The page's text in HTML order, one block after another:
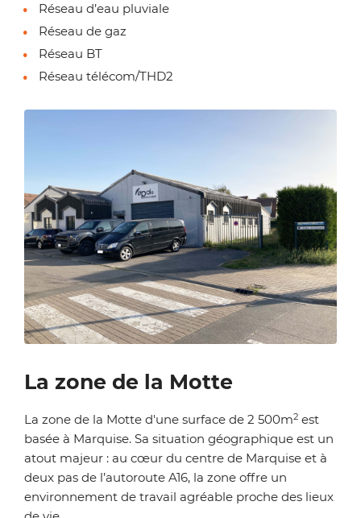
Réseau d’eau pluviale
Réseau de gaz
Réseau BT
Réseau télécom/THD2
La zone de la Motte
La zone de la Motte d'une surface de 2 500m2 est
basée à Marquise. Sa situation géographique est un
atout majeur : au cœur du centre de Marquise et à
deux pas de l’autoroute A16, la zone offre un
environnement de travail agréable proche des lieux